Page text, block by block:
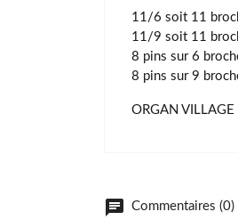
11/6 soit 11
11/9 soit 11
8 pins sur 6
8 pins sur 9
ORGAN
chat Commentaires (0)